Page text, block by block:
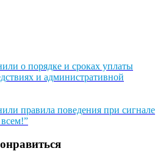
о порядке и сроках уплаты
и административной
правила поведения при сигнале